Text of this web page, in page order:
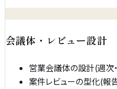
会議体・レビュー設計
営業会議体の設計(週次
案件レビューの型化(報